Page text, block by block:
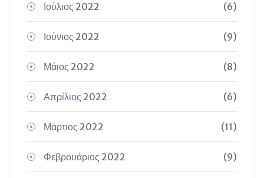
Ιούλιος 2022 (6)
Ιούνιος 2022 (9)
Μάιος 2022 (8)
Απρίλιος 2022 (6)
Μάρτιος 2022 (11)
Φεβρουάριος 2022 (9)